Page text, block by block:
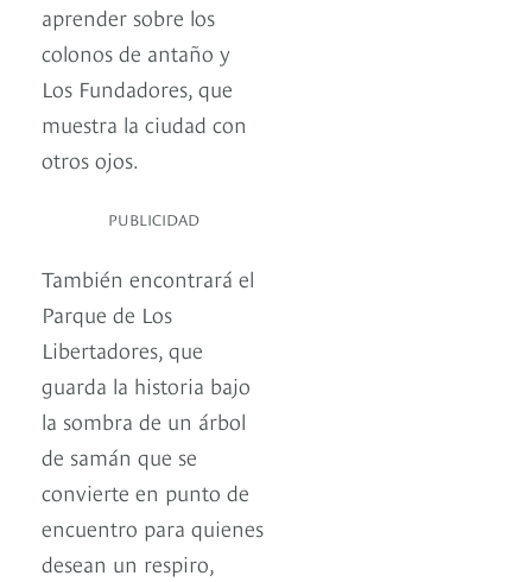
aprender sobre los
colonos de antaño y
Los Fundadores, que
muestra la ciudad con
otros ojos.
PUBLICIDAD
También encontrará el
Parque de Los
Libertadores, que
guarda la historia bajo
la sombra de un árbol
de samán que se
convierte en punto de
encuentro para quienes
desean un respiro,